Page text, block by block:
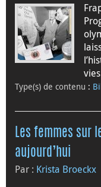
Type(s) de contenu :
Les femmes sur
aujourd’hui
Par : Krista Broeckx